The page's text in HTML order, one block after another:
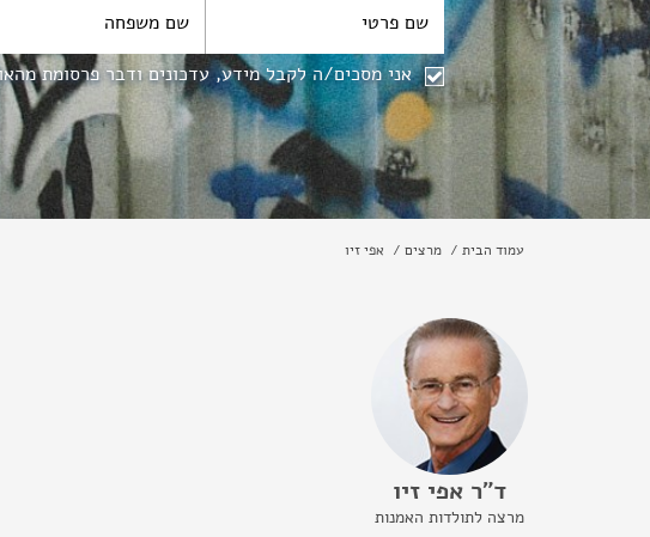
אני מסכים/ה לקבל מידע, עדכונים ודבר פרסומת
עמוד הבית מרצים אפי זיו
ד"ר אפי זיו
מרצה לתולדות האמנות